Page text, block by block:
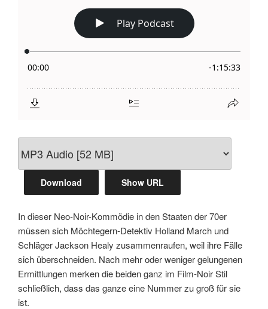
Download Show URL
In dieser Neo-Noir-Kommödie in den Staaten der 70er
müssen sich Möchtegern-Detektiv Holland March und
Schläger Jackson Healy zusammenraufen, weil ihre Fälle
sich überschneiden. Nach mehr oder weniger gelungenen
Ermittlungen merken die beiden ganz im Film-Noir Stil
schließlich, dass das ganze eine Nummer zu groß für sie
ist.